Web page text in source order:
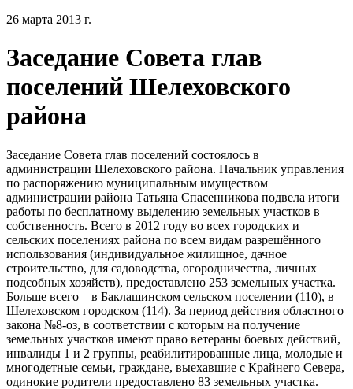
26 марта 2013 г.
Заседание Совета глав
поселений Шелеховского
района
Заседание Совета глав поселений состоялось в
администрации Шелеховского района. Начальник управления
по распоряжению муниципальным имуществом
администрации района Татьяна Спасенникова подвела итоги
работы по бесплатному выделению земельных участков в
собственность. Всего в 2012 году во всех городских и
сельских поселениях района по всем видам разрешённого
использования (индивидуальное жилищное, дачное
строительство, для садоводства, огородничества, личных
подсобных хозяйств), предоставлено 253 земельных участка.
Больше всего – в Баклашинском сельском поселении (110), в
Шелеховском городском (114). За период действия областного
закона №8-оз, в соответствии с которым на получение
земельных участков имеют право ветераны боевых действий,
инвалиды 1 и 2 группы, реабилитированные лица, молодые и
многодетные семьи, граждане, выехавшие с Крайнего Севера,
одинокие родители предоставлено 83 земельных участка.